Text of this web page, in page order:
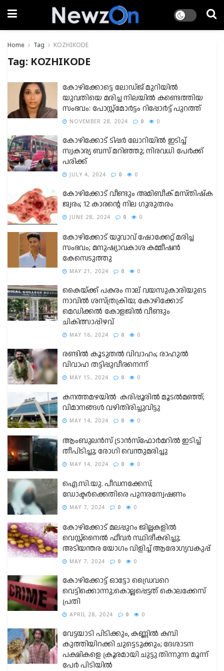
Home Tag KOZHIKODE
Tag: KOZHIKODE
കോഴിക്കോട്ടെ ലോഡ്ജ് മുറിയിൽ
യുവതിയെ മരിച്ച നിലയിൽ കണ്ടെത്തിയ
സംഭവം: പോസ്റ്റ്മോർട്ടം റിപ്പോർട്ട് പുറത്ത്
NOVEMBER 28, 2024 0 0
കോഴിക്കോട് ടിപ്പർ ലോറിയിൽ ഇടിച്ച്
സ്വകാര്യ ബസ് മറിഞ്ഞു; നിരവധി പേർക്ക്
പരിക്ക്
JULY 4, 2024 0 0
കോഴിക്കോട് വീണ്ടും അമിബീക് മസ്തിഷ്‌ക
ജ്വരം; 12 കാരന്റെ നില ഗുരുതരം
JUNE 28, 2024 0 0
കോഴിക്കോട് യുവാവ് ഷോക്കേറ്റ് മരിച്ച
സംഭവം; മനുഷ്യാവകാശ കമ്മീഷൻ
കേസെടുത്തു
MAY 21, 2024 0 0
കൈയ്ക്ക് പകരം നാല് വയസുകാരിയുടെ
നാവിൽ ശസ്ത്രക്രിയ; കോഴിക്കോട്
മെഡിക്കല്‍ കോളജിൽ വീണ്ടും
ചികിത്സാപ്പിഴവ്
MAY 16, 2024 0 0
രണ്ടിൽ കൂടുതൽ വിവാഹം; രാഹുൽ
വിവാഹ തട്ടിപ്പുവീരനെന്ന്
MAY 15, 2024 0 0
കനത്തമഴയിൽ കരിപ്പൂരില്‍ മൂടല്‍മഞ്ഞ്;
വിമാനങ്ങള്‍ വഴിതിരിച്ചുവിട്ടു
MAY 14, 2024 0 0
ആംബുലന്‍സ് ട്രാന്‍സ്‌ഫോര്‍മറില്‍ ഇടിച്ച്
തീപിടിച്ചു; രോഗി വെന്തുമരിച്ചു
MAY 14, 2024 0 0
ഐ.സി.യു. പീഡനക്കേസ്;
ഡോക്ടര്‍ക്കെതിരെ പുനരന്വേഷണം
MAY 7, 2024 0 0
കോഴിക്കോട് മലപ്പുറം ജില്ലകളില്‍
വെസ്റ്റ്നൈല്‍ ഫീവര്‍ സ്ഥിരീകരിച്ചു;
അടിയന്തര യോഗം വിളിച്ച് ആരോഗ്യവകുപ്പ്
MAY 7, 2024 0 0
കോഴിക്കോട്ട് ഓട്ടോ ഡ്രൈവറെ
വെട്ടിക്കൊന്നു;കൊല്ലപ്പെട്ടത് കൊലക്കേസ്
പ്രതി
APRIL 28, 2024 0 0
വേട്ടയാടി പിടിക്കും, കണ്ണിൽ കമ്പി
കുത്തിയിറക്കി ചുട്ടെടുക്കും; ദേശാടന
പക്ഷികളെ ക്രൂരമായി ചുട്ടു തിന്നുന്ന മൂന്ന്
പേർ പിടിയിൽ